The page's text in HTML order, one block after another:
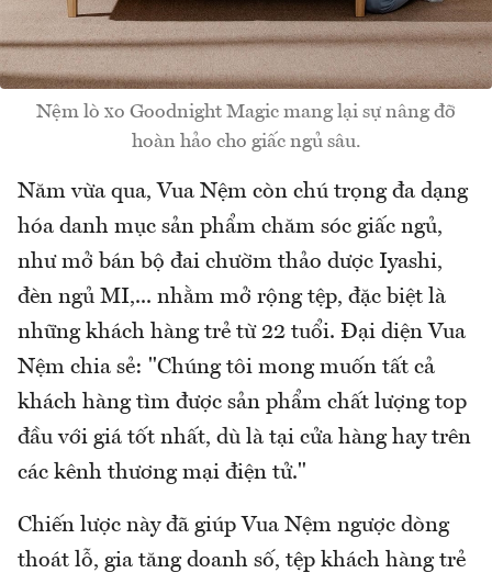
Nệm lò xo Goodnight Magic mang lại sự nâng đỡ
hoàn hảo cho giấc ngủ sâu.
Năm vừa qua, Vua Nệm còn chú trọng đa dạng
hóa danh mục sản phẩm chăm sóc giấc ngủ,
như mở bán bộ đai chườm thảo dược Iyashi,
đèn ngủ MI,... nhằm mở rộng tệp, đặc biệt là
những khách hàng trẻ từ 22 tuổi. Đại diện Vua
Nệm chia sẻ: "Chúng tôi mong muốn tất cả
khách hàng tìm được sản phẩm chất lượng top
đầu với giá tốt nhất, dù là tại cửa hàng hay trên
các kênh thương mại điện tử."
Chiến lược này đã giúp Vua Nệm ngược dòng
thoát lỗ, gia tăng doanh số, tệp khách hàng trẻ